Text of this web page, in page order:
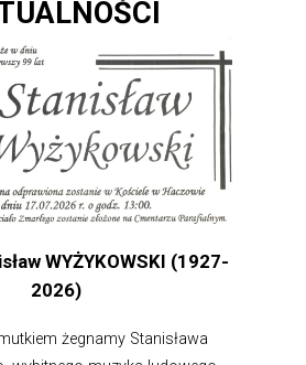
WYŻYKOWSKI (1927-
2026)
żegnamy Stanisława